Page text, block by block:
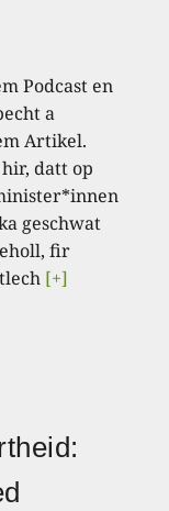
Podcast en
a
Artikel.
hir, datt op
geschwat
fir
[+]